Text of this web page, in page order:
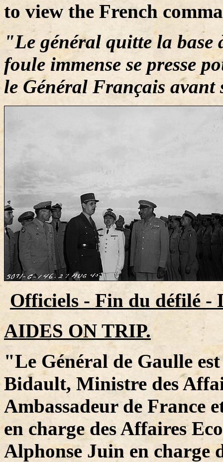
to view the French
"Le général quitte la
foule immense se presse
le Général Français avant
Officiels - Fin du défilé -
AIDES ON TRIP.
"Le Général de Gaulle
Bidault, Ministre des
Ambassadeur de France
en charge des Affaires
Alphonse Juin en charge